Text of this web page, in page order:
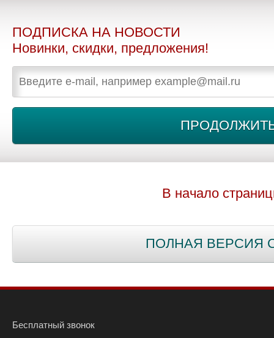
ПОДПИСКА НА НОВОСТИ
Новинки, скидки, предложения!
В начало
ПОЛНАЯ ВЕРСИЯ
Бесплатный звонок